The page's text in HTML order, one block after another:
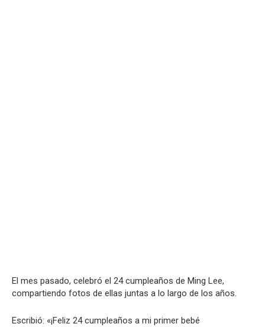
El mes pasado, celebró el 24 cumpleaños de Ming Lee,
compartiendo fotos de ellas juntas a lo largo de los años.
Escribió: «¡Feliz 24 cumpleaños a mi primer bebé